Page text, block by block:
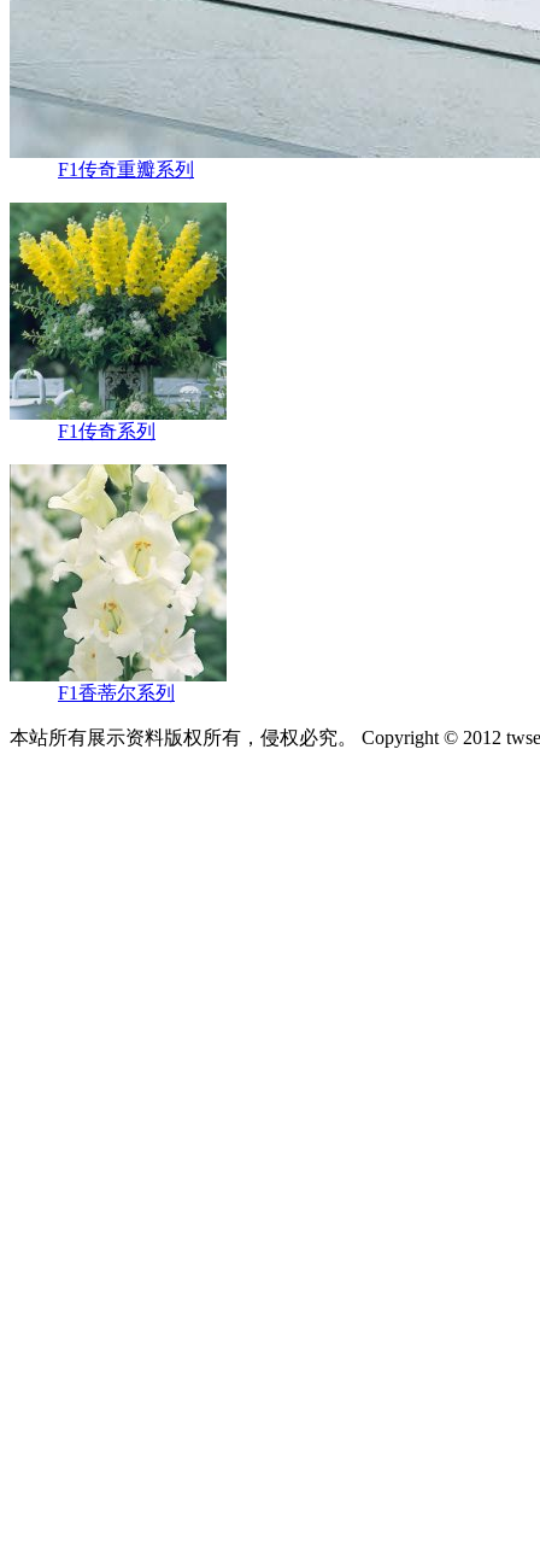
F1传奇重瓣系列
F1传奇系列
F1香蒂尔系列
本站所有展示资料版权所有，侵权必究。 Copyright © 2012